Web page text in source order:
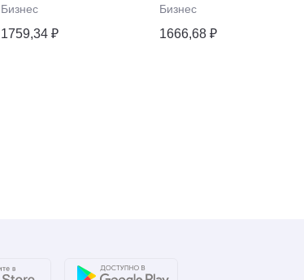
Бизнес
1759,34 ₽
Бизнес
1666,68 ₽